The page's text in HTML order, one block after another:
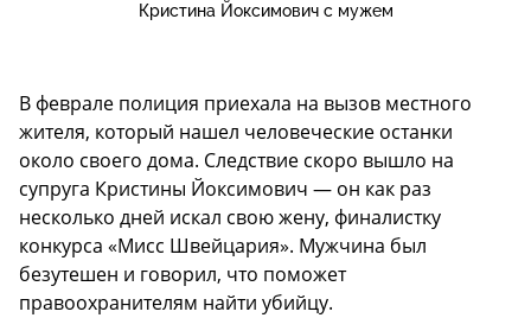
Кристина Йоксимович с мужем
В феврале полиция приехала на вызов местного
жителя, который нашел человеческие останки
около своего дома. Следствие скоро вышло на
супруга Кристины Йоксимович — он как раз
несколько дней искал свою жену, финалистку
конкурса «Мисс Швейцария». Мужчина был
безутешен и говорил, что поможет
правоохранителям найти убийцу.